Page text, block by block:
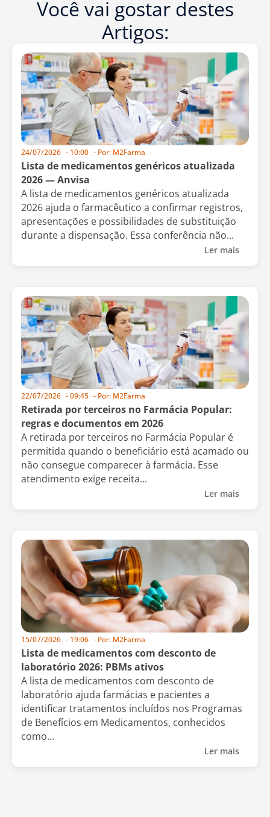
Você vai gostar destes
Artigos:
24/07/2026 - 10:00 - Por: M2Farma
Lista de medicamentos genéricos atualizada
2026 — Anvisa
A lista de medicamentos genéricos atualizada
2026 ajuda o farmacêutico a confirmar registros,
apresentações e possibilidades de substituição
durante a dispensação. Essa conferência não...
Ler mais
22/07/2026 -09:45 - Por: M2Farma
Retirada por terceiros no Farmácia Popular:
regras e documentos em 2026
A retirada por terceiros no Farmácia Popular é
permitida quando o beneficiário está acamado ou
não consegue comparecer à farmácia. Esse
atendimento exige receita...
Ler mais
15/07/2026 - 19:06 - Por: M2Farma
Lista de medicamentos com desconto de
laboratório 2026: PBMs ativos
A lista de medicamentos com desconto de
laboratório ajuda farmácias e pacientes a
identificar tratamentos incluídos nos Programas
de Benefícios em Medicamentos, conhecidos
como...
Ler mais